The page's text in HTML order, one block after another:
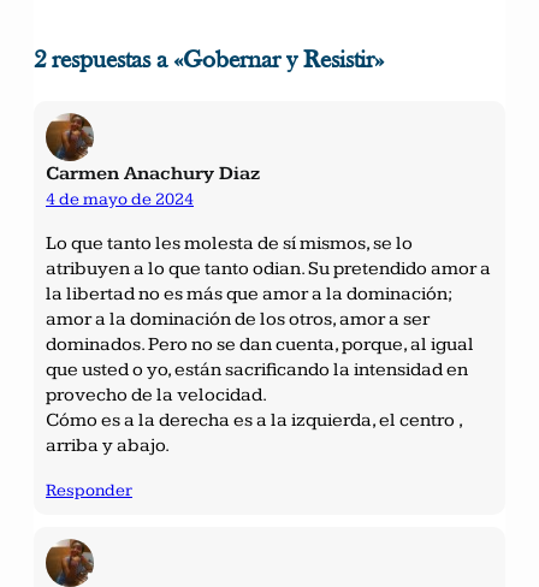
2 respuestas a «Gobernar y Resistir»
Carmen Anachury Diaz
4 de mayo de 2024
Lo que tanto les molesta de sí mismos, se lo
atribuyen a lo que tanto odian. Su pretendido amor a
la libertad no es más que amor a la dominación;
amor a la dominación de los otros, amor a ser
dominados. Pero no se dan cuenta, porque, al igual
que usted o yo, están sacrificando la intensidad en
provecho de la velocidad.
Cómo es a la derecha es a la izquierda, el centro ,
arriba y abajo.
Responder